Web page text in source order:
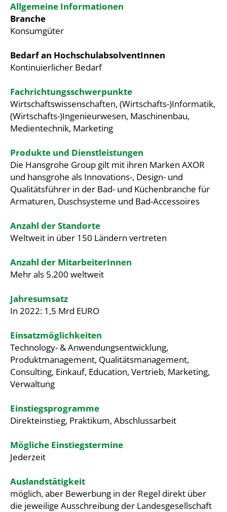
Allgemeine Informationen
Branche
Konsumgüter
Bedarf an HochschulabsolventInnen
Kontinuierlicher Bedarf
Fachrichtungsschwerpunkte
Wirtschaftswissenschaften, (Wirtschafts-)Informatik,
(Wirtschafts-)Ingenieurwesen, Maschinenbau,
Medientechnik, Marketing
Produkte und Dienstleistungen
Die Hansgrohe Group gilt mit ihren Marken AXOR
und hansgrohe als Innovations-, Design- und
Qualitätsführer in der Bad- und Küchenbranche für
Armaturen, Duschsysteme und Bad-Accessoires
Anzahl der Standorte
Weltweit in über 150 Ländern vertreten
Anzahl der MitarbeiterInnen
Mehr als 5.200 weltweit
Jahresumsatz
In 2022: 1,5 Mrd EURO
Einsatzmöglichkeiten
Technology- & Anwendungsentwicklung,
Produktmanagement, Qualitätsmanagement,
Consulting, Einkauf, Education, Vertrieb, Marketing,
Verwaltung
Einstiegsprogramme
Direkteinstieg, Praktikum, Abschlussarbeit
Mögliche Einstiegstermine
Jederzeit
Auslandstätigkeit
möglich, aber Bewerbung in der Regel direkt über
die jeweilige Ausschreibung der Landesgesellschaft